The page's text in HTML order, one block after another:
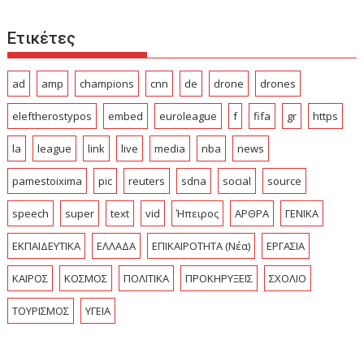
Ετικέτες
ad amp champions cnn de drone drones
eleftherostypos embed euroleague f fifa gr https
la league link live media nba news
pamestoixima pic reuters sdna social source
speech super text vid Ήπειρος ΑΡΘΡΑ ΓΕΝΙΚΑ
ΕΚΠΑΙΔΕΥΤΙΚΑ ΕΛΛΑΔΑ ΕΠΙΚΑΙΡΟΤΗΤΑ (Νέα) ΕΡΓΑΣΙΑ
ΚΑΙΡΟΣ ΚΟΣΜΟΣ ΠΟΛΙΤΙΚΑ ΠΡΟΚΗΡΥΞΕΙΣ ΣΧΟΛΙΟ
ΤΟΥΡΙΣΜΟΣ ΥΓΕΙΑ